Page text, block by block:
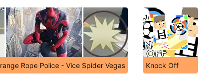
Rope Police - Vice Spider Vegas Knock Off